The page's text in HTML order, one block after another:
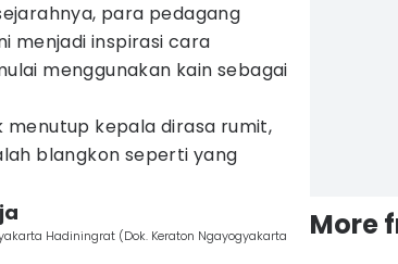
para pedagang
menjadi inspirasi cara
menggunakan kain sebagai
menutup kepala dirasa rumit,
blangkon seperti yang
Hadiningrat (Dok. Keraton Ngayogyakarta
More